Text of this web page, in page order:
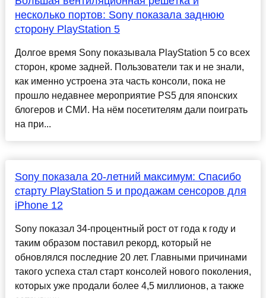
несколько портов: Sony показала заднюю
сторону PlayStation 5
Долгое время Sony показывала PlayStation 5 со всех
сторон, кроме задней. Пользователи так и не знали,
как именно устроена эта часть консоли, пока не
прошло недавнее мероприятие PS5 для японских
блогеров и СМИ. На нём посетителям дали поиграть
на при...
Sony показала 20-летний максимум: Спасибо
старту PlayStation 5 и продажам сенсоров для
iPhone 12
Sony показал 34-процентный рост от года к году и
таким образом поставил рекорд, который не
обновлялся последние 20 лет. Главными причинами
такого успеха стал старт консолей нового поколения,
которых уже продали более 4,5 миллионов, а также